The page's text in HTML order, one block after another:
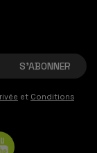
et Conditions